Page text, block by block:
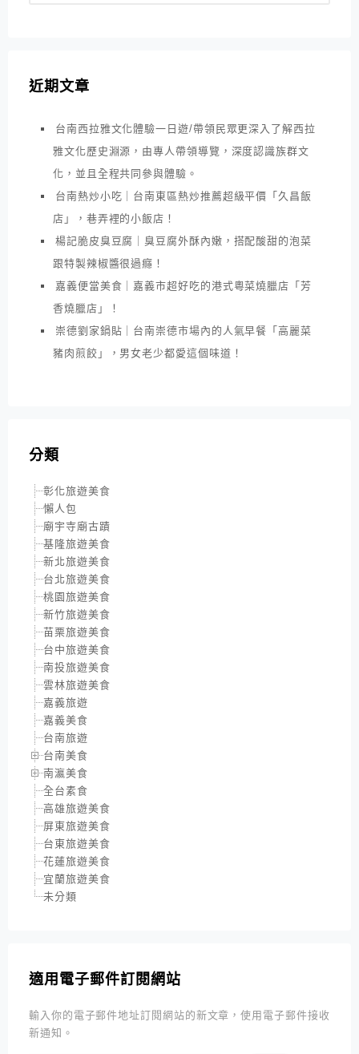
近期文章
台南西拉雅文化體驗一日遊/帶領民眾更深入了解西拉
雅文化歷史淵源，由專人帶領導覽，深度認識族群文
化，並且全程共同參與體驗。
台南熱炒小吃｜台南東區熱炒推薦超級平價「久昌飯
店」，巷弄裡的小飯店！
楊記脆皮臭豆腐｜臭豆腐外酥內嫩，搭配酸甜的泡菜
跟特製辣椒醬很過癮！
嘉義便當美食｜嘉義市超好吃的港式粵菜燒臘店「芳
香燒臘店」！
崇德劉家鍋貼｜台南崇德市場內的人氣早餐「高麗菜
豬肉煎餃」，男女老少都愛這個味道！
分類
彰化旅遊美食
懶人包
廟宇寺廟古蹟
基隆旅遊美食
新北旅遊美食
台北旅遊美食
桃園旅遊美食
新竹旅遊美食
苗栗旅遊美食
台中旅遊美食
南投旅遊美食
雲林旅遊美食
嘉義旅遊
嘉義美食
台南旅遊
台南美食
南瀛美食
全台素食
高雄旅遊美食
屏東旅遊美食
台東旅遊美食
花蓮旅遊美食
宜蘭旅遊美食
未分類
適用電子郵件訂閱網站
輸入你的電子郵件地址訂閱網站的新文章，使用電子郵件接收
新通知。